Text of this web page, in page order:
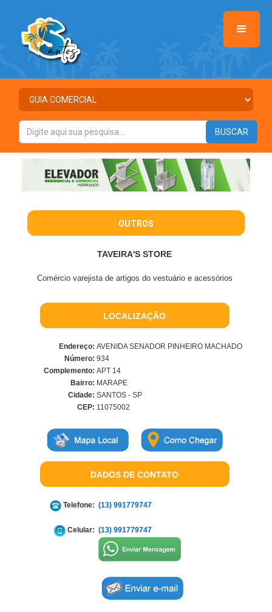
OUTROS
TAVEIRA'S STORE
Comércio varejista de artigos do vestuário e acessórios
LOCALIZAÇÃO
Endereço: AVENIDA SENADOR PINHEIRO MACHADO
Número: 934
Complemento: APT 14
Bairro: MARAPE
Cidade: SANTOS - SP
CEP: 11075002
DADOS DE CONTATO
Telefone: (13) 991779747
Celular: (13) 991779747